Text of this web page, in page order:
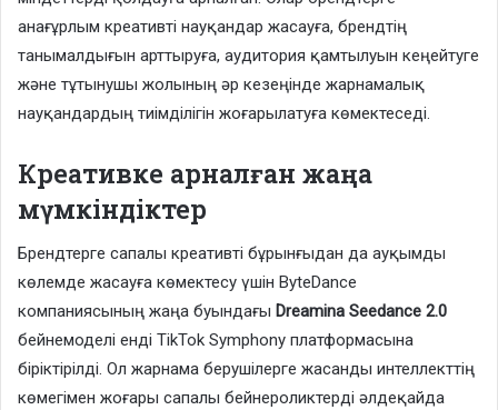
анағұрлым креативті науқандар жасауға, брендтің
танымалдығын арттыруға, аудитория қамтылуын кеңейтуге
және тұтынушы жолының әр кезеңінде жарнамалық
науқандардың тиімділігін жоғарылатуға көмектеседі.
Креативке арналған жаңа
мүмкіндіктер
Брендтерге сапалы креативті бұрынғыдан да ауқымды
көлемде жасауға көмектесу үшін ByteDance
компаниясының жаңа буындағы Dreamina Seedance 2.0
бейнемоделі енді TikTok Symphony платформасына
біріктірілді. Ол жарнама берушілерге жасанды интеллекттің
көмегімен жоғары сапалы бейнероликтерді әлдеқайда